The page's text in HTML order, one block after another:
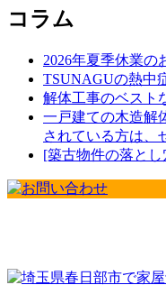
コラム
2026年夏季休業の
TSUNAGUの熱中
解体工事のベスト
一戸建ての木造解
されている方は、
[築古物件の落と